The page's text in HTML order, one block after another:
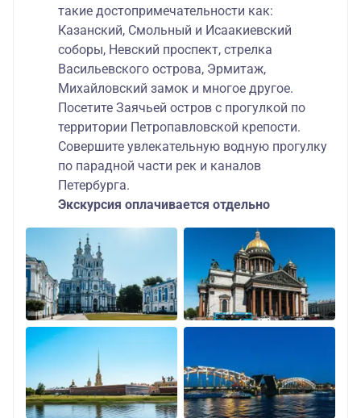
такие достопримечательности как:
Казанский, Смольный и Исаакиевский
соборы, Невский проспект, стрелка
Васильевского острова, Эрмитаж,
Михайловский замок и многое другое.
Посетите Заячьей остров с прогулкой по
территории Петропавловской крепости.
Совершите увлекательную водную прогулку
по парадной части рек и каналов
Петербурга.
Экскурсия оплачивается отдельно